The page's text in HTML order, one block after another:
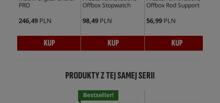
PRO
246,49 PLN
KUP
Offbox Stopwatch
98,49 PLN
KUP
Offbox Rod Support
56,99 PLN
KUP
PRODUKTY Z TEJ SAMEJ SERII
Bestseller!